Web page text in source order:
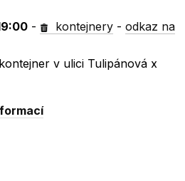
- kontejnery -odkaz na
v ulici Tulipánová x